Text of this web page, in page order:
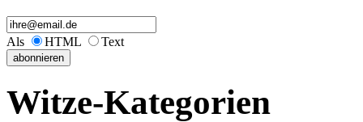
Als HTML Text
Witze-Kategorien